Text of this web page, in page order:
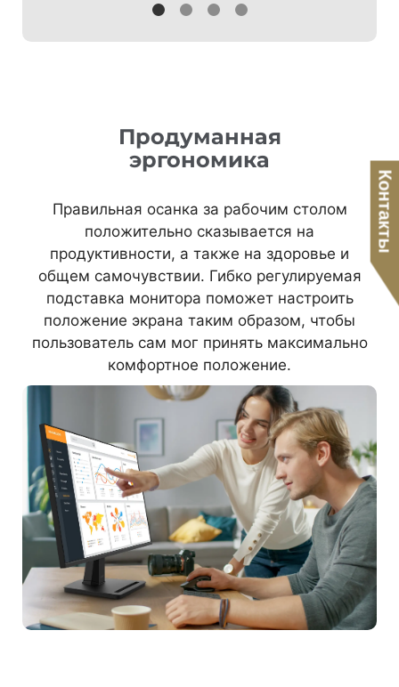
Продуманная
эргономика
Правильная осанка за рабочим столом
положительно сказывается на
продуктивности, а также на здоровье и
общем самочувствии. Гибко регулируемая
подставка монитора поможет настроить
положение экрана таким образом, чтобы
пользователь сам мог принять максимально
комфортное положение.
Контакты